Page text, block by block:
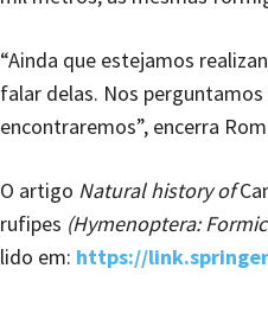
“Ainda que estejamos
falar delas. Nos
encontraremos”, encerra
O artigo Natural history of
rufipes (Hymenoptera:
lido em: https://